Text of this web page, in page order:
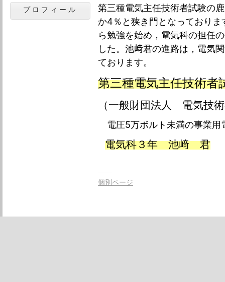
第三種電気主任技術者試験の
か4％と狭き門となっており
ら勉強を始め，電気科の担任
した。池﨑君の進路は，電気
ております。
第三種電気主任技術
（一般財団法人 電気技
電圧5万ボルト未満の事業用
電気科３年 池﨑 君
個別ページ
プロフィール